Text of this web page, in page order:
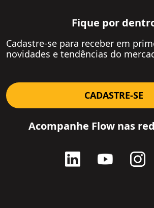
SOLICITE UMA
Fique por
Cadastre-se para receber em
novidades e tendências do
CADASTRE-SE
Acompanhe Flow nas